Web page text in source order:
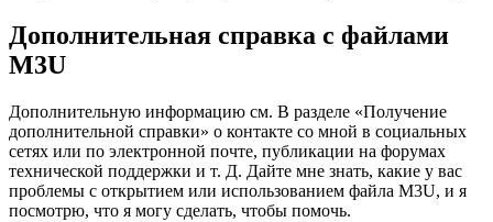
Дополнительная справка с файлами
M3U
Дополнительную информацию см. В разделе «Получение
дополнительной справки» о контакте со мной в социальных
сетях или по электронной почте, публикации на форумах
технической поддержки и т. Д. Дайте мне знать, какие у вас
проблемы с открытием или использованием файла M3U, и я
посмотрю, что я могу сделать, чтобы помочь.